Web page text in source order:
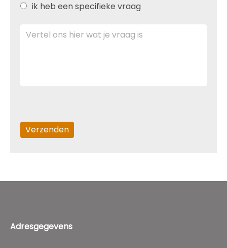
ik heb een specifieke vraag
Adresgegevens